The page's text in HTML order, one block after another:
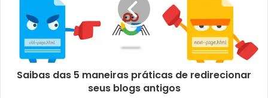
Saibas das 5 maneiras práticas de redirecionar
seus blogs antigos